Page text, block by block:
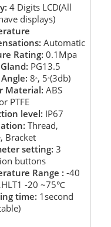
4 Digits LCD(All
displays)
Automatic
Rating: 0.1Mpa
PG13.5
8°, 5°(3db)
Material: ABS
PTFE
level: IP67
Thread,
Bracket
setting: 3
buttons
Range : -40
-20 ~75℃
time: 1second